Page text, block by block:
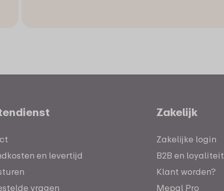
en levertijd
vragen
Zakelijk
Zakelijke login
B2B en loyaliteit
Klant worden?
Mepal Pro